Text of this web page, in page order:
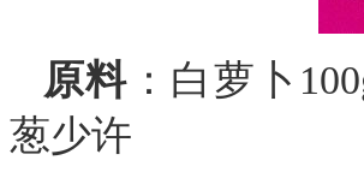
原料 ：白萝卜
葱少许